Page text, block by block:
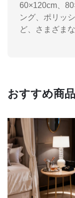
60×120cm、
ング、ポリッ
ど、さまざま
おすすめ商品